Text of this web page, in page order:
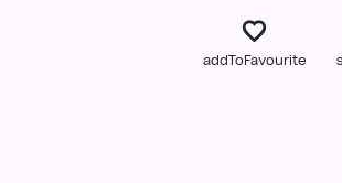
addToFavourite